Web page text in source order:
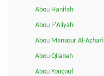
Abou Hanifah
Abou l-'Aliyah
Abou Mansour Al-Azhari
Abou Qilabah
Abou Youçouf